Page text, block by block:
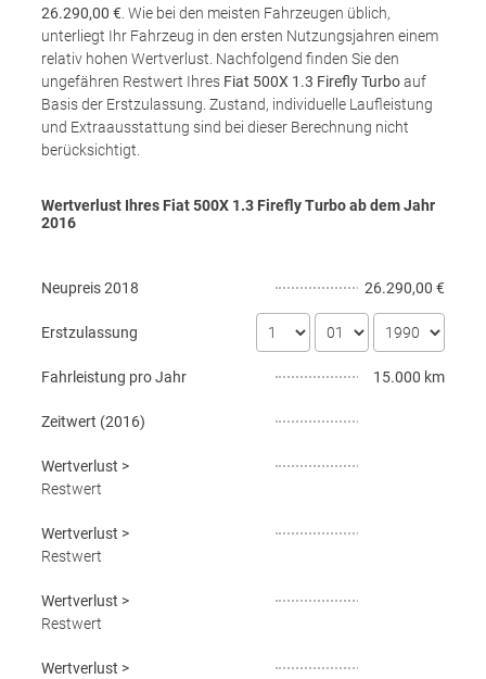
26.290,00 € . Wie bei den meisten Fahrzeugen üblich,
unterliegt Ihr Fahrzeug in den ersten Nutzungsjahren einem
relativ hohen Wertverlust. Nachfolgend finden Sie den
ungefähren Restwert Ihres Fiat 500X 1.3 Firefly Turboauf
Basis der Erstzulassung. Zustand, individuelle Laufleistung
und Extraausstattung sind bei dieser Berechnung nicht
berücksichtigt.
Wertverlust Ihres Fiat 500X 1.3 Firefly Turbo ab dem Jahr
2016
Neupreis2018 26.290,00 €
Erstzulassung
Fahrleistung pro Jahr 15.000 km
Zeitwert (2016)
Wertverlust >
Restwert
Wertverlust >
Restwert
Wertverlust >
Restwert
Wertverlust >